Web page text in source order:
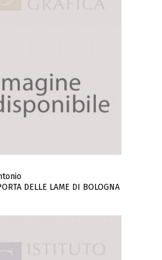
DELLE LAME DI BOLOGNA